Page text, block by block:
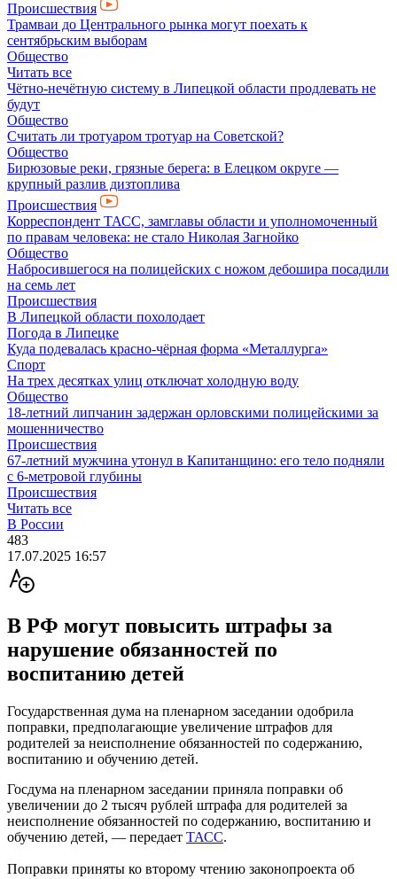
Происшествия
Трамваи до Центрального рынка могут поехать к
сентябрьским выборам
Общество
Читать все
Чётно-нечётную систему в Липецкой области продлевать не
будут
Общество
Считать ли тротуаром тротуар на Советской?
Общество
Бирюзовые реки, грязные берега: в Елецком округе —
крупный разлив дизтоплива
Происшествия
Корреспондент ТАСС, замглавы области и уполномоченный
по правам человека: не стало Николая Загнойко
Общество
Набросившегося на полицейских с ножом дебошира посадили
на семь лет
Происшествия
В Липецкой области похолодает
Погода в Липецке
Куда подевалась красно-чёрная форма «Металлурга»
Спорт
На трех десятках улиц отключат холодную воду
Общество
18-летний липчанин задержан орловскими полицейскими за
мошенничество
Происшествия
67-летний мужчина утонул в Капитанщино: его тело подняли
с 6-метровой глубины
Происшествия
Читать все
В России
483
17.07.2025 16:57
В РФ могут повысить штрафы за
нарушение обязанностей по
воспитанию детей
Государственная дума на пленарном заседании одобрила
поправки, предполагающие увеличение штрафов для
родителей за неисполнение обязанностей по содержанию,
воспитанию и обучению детей.
Госдума на пленарном заседании приняла поправки об
увеличении до 2 тысяч рублей штрафа для родителей за
неисполнение обязанностей по содержанию, воспитанию и
обучению детей, — передает ТАСС.
Поправки приняты ко второму чтению законопроекта об